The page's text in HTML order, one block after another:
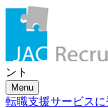
ント
Menu
転職支援サービスに